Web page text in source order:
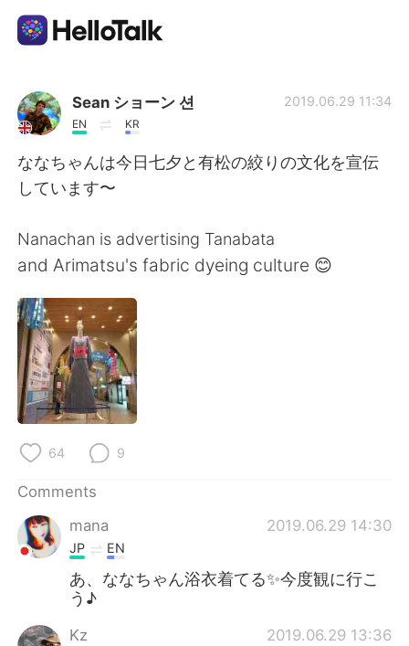
Language Exchange App
AI Grammar Checker
English
简体中文 繁體中文
Español
Français
日本語
Русский
Türkçe
Português
Sean ショーン 션
EN KR
2019.06.29 11:34
ななちゃんは今日七夕と有松の絞りの文化を宣伝
しています〜
Nanachan is advertising Tanabata
and Arimatsu's fabric dyeing culture 😊
64 9
Comments
mana
2019.06.29 14:30
JP EN
あ、ななちゃん浴衣着てる✨今度観に行こ
う♪
Kz 2019.06.29 13:36